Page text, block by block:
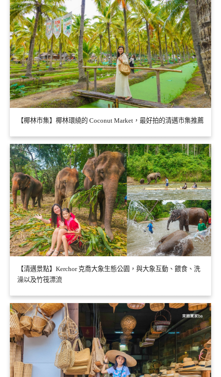
【椰林市集】椰林環繞的 Coconut Market，最好拍的清邁市集推薦
【清邁景點】Kerchor 克喬大象生態公園，與大象互動、餵食、洗
澡以及竹筏漂流